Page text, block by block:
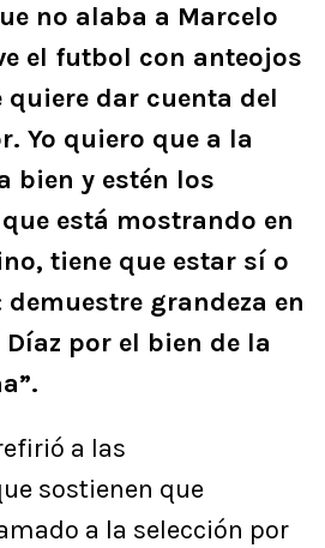
no alaba a Marcelo
el futbol con anteojos
quiere dar cuenta del
Yo quiero que a la
bien y estén los
está mostrando en
tiene que estar sí o
demuestre grandeza en
por el bien de la
a las
sostienen que
a la selección por